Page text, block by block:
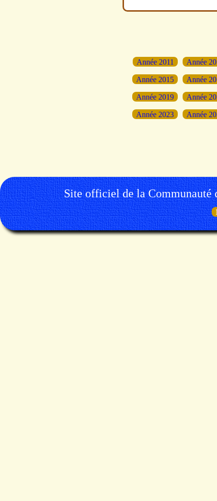
Site officiel de la Communauté
Année 2011 Année
Année 2015 Année
Année 2019 Année
Année 2023 Année